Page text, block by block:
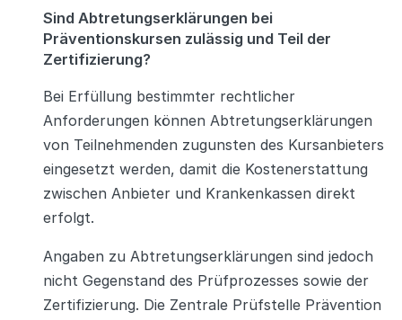
Sind Abtretungserklärungen bei
Präventionskursen zulässig und Teil der
Zertifizierung?
Bei Erfüllung bestimmter rechtlicher
Anforderungen können Abtretungserklärungen
von Teilnehmenden zugunsten des Kursanbieters
eingesetzt werden, damit die Kostenerstattung
zwischen Anbieter und Krankenkassen direkt
erfolgt.
Angaben zu Abtretungserklärungen sind jedoch
nicht Gegenstand des Prüfprozesses sowie der
Zertifizierung. Die Zentrale Prüfstelle Prävention